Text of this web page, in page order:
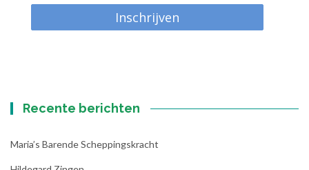
Inschrijven
Recente berichten
Maria’s Barende Scheppingskracht